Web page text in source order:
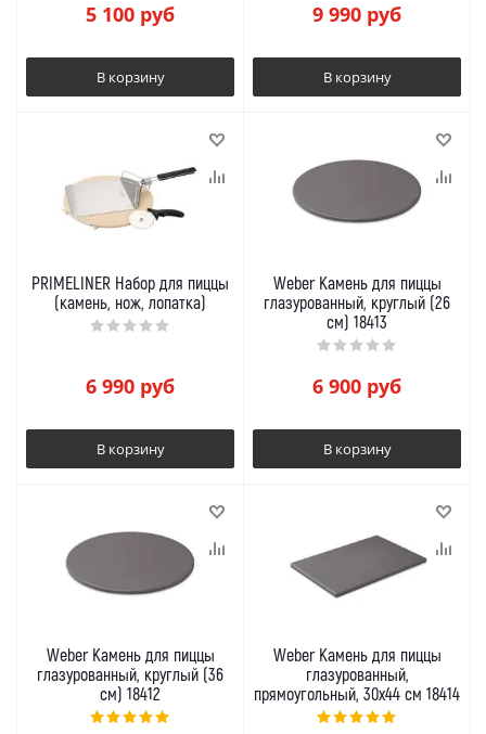
5 100 руб
В корзину
9 990 руб
В корзину
PRIMELINER Набор для пиццы
(камень, нож, лопатка)
6 990 руб
В корзину
Weber Камень для пиццы
глазурованный, круглый (26
см) 18413
6 900 руб
В корзину
Weber Камень для пиццы
глазурованный, круглый (36
см) 18412
Weber Камень для пиццы
глазурованный,
прямоугольный, 30x44 см 18414